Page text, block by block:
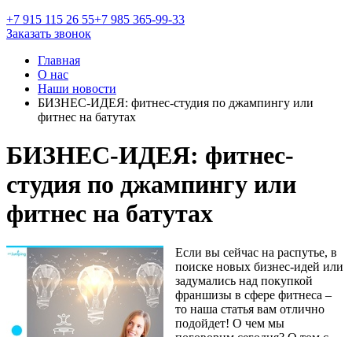
+7 915 115 26 55+7 985 365-99-33
Заказать звонок
Главная
О нас
Наши новости
БИЗНЕС-ИДЕЯ: фитнес-студия по джампингу или
фитнес на батутах
БИЗНЕС-ИДЕЯ: фитнес-
студия по джампингу или
фитнес на батутах
Если вы сейчас на распутье, в
поиске новых бизнес-идей или
задумались над покупкой
франшизы в сфере фитнеса –
то наша статья вам отлично
подойдет! О чем мы